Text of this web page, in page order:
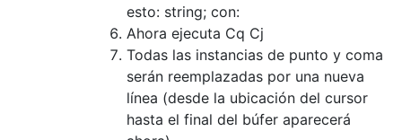
esto: string; con:
Ahora ejecuta Cq Cj
Todas las instancias de punto y coma
serán reemplazadas por una nueva
línea (desde la ubicación del cursor
hasta el final del búfer aparecerá